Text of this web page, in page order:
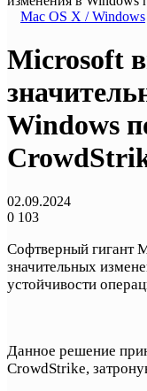
Mac OS X / Windows
Microsoft
Windows
02.09.2024
0 103
Софтверный гигант
значительных
устойчивости
Данное решение
CrowdStrike,